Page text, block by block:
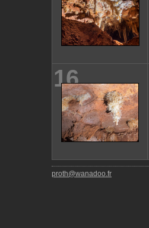
16
proth@wanadoo.fr